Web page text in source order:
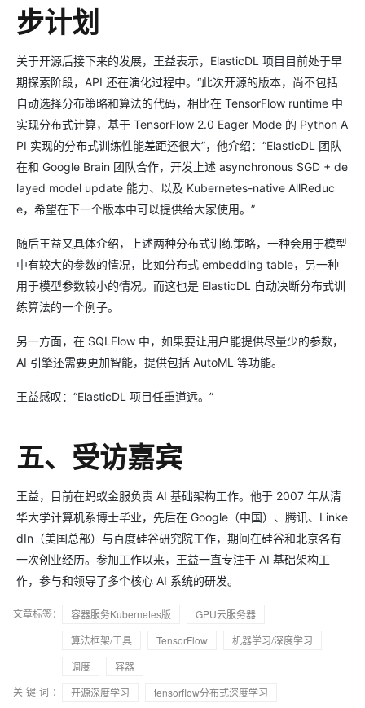
步计划
关于开源后接下来的发展，王益表示，ElasticDL 项目目前处于早
期探索阶段，API 还在演化过程中。“此次开源的版本，尚不包括
自动选择分布策略和算法的代码，相比在 TensorFlow runtime 中
实现分布式计算，基于 TensorFlow 2.0 Eager Mode 的 Python A
PI 实现的分布式训练性能差距还很大”，他介绍：“ElasticDL 团队
在和 Google Brain 团队合作，开发上述 asynchronous SGD + de
layed model update 能力、以及 Kubernetes-native AllReduc
e，希望在下一个版本中可以提供给大家使用。”
随后王益又具体介绍，上述两种分布式训练策略，一种会用于模型
中有较大的参数的情况，比如分布式 embedding table，另一种
用于模型参数较小的情况。而这也是 ElasticDL 自动决断分布式训
练算法的一个例子。
另一方面，在 SQLFlow 中，如果要让用户能提供尽量少的参数，
AI 引擎还需要更加智能，提供包括 AutoML 等功能。
王益感叹：“ElasticDL 项目任重道远。”
五、受访嘉宾
王益，目前在蚂蚁金服负责 AI 基础架构工作。他于 2007 年从清
华大学计算机系博士毕业，先后在 Google（中国）、腾讯、Linke
dIn（美国总部）与百度硅谷研究院工作，期间在硅谷和北京各有
一次创业经历。参加工作以来，王益一直专注于 AI 基础架构工
作，参与和领导了多个核心 AI 系统的研发。
文章标签： 容器服务Kubernetes版
GPU云服务器
算法框架/工具
TensorFlow
机器学习/深度学习
调度
容器
关键词：
开源深度学习
tensorflow分布式深度学习